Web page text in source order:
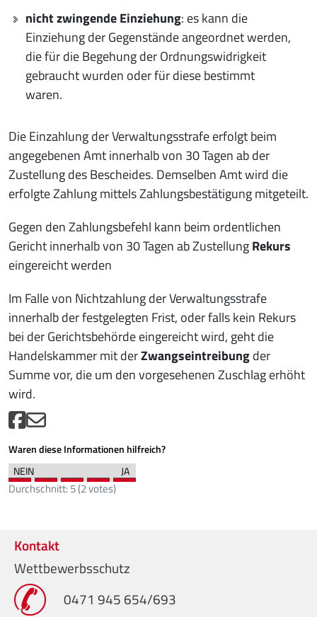
nicht zwingende Einziehung: es kann die
Einziehung der Gegenstände angeordnet werden,
die für die Begehung der Ordnungswidrigkeit
gebraucht wurden oder für diese bestimmt
waren.
Die Einzahlung der Verwaltungsstrafe erfolgt beim
angegebenen Amt innerhalb von 30 Tagen ab der
Zustellung des Bescheides. Demselben Amt wird die
erfolgte Zahlung mittels Zahlungsbestätigung mitgeteilt.
Gegen den Zahlungsbefehl kann beim ordentlichen
Gericht innerhalb von 30 Tagen ab ZustellungRekurs
eingereicht werden
Im Falle von Nichtzahlung der Verwaltungsstrafe
innerhalb der festgelegten Frist, oder falls kein Rekurs
bei der Gerichtsbehörde eingereicht wird, geht die
Handelskammer mit derZwangseintreibungder
Summe vor, die um den vorgesehenen Zuschlag erhöht
wird.
Waren diese Informationen hilfreich?
Durchschnitt:5(2votes)
Kontakt
Wettbewerbsschutz
0471 945 654/693